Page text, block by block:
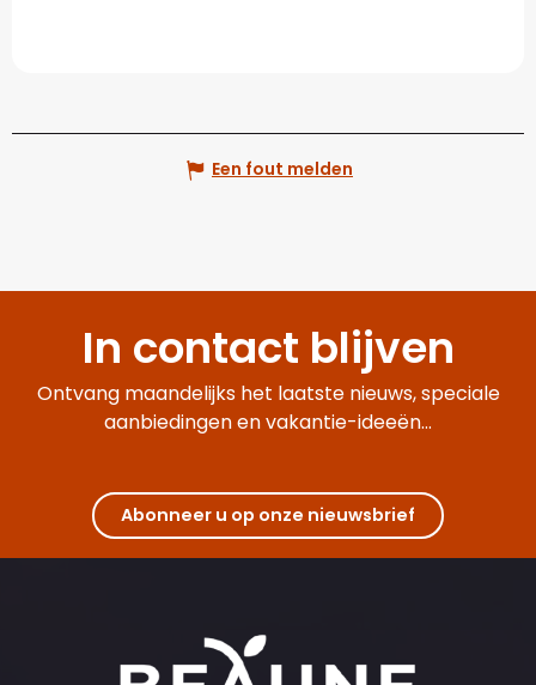
Een fout melden
In contact blijven
Ontvang maandelijks het laatste nieuws, speciale
aanbiedingen en vakantie-ideeën...
Abonneer u op onze nieuwsbrief